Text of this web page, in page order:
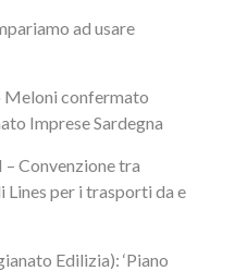
ad usare
confermato
Imprese Sardegna
Convenzione tra
per i trasporti da e
Edilizia): ‘Piano